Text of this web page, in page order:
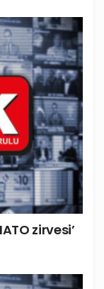
zirvesi’